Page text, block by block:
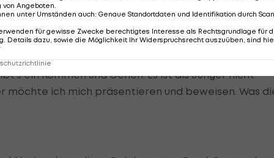
2010 gegen Kapfenberg und dem ordentlichen
Lech Posen (16. 12. 2010) rechneten viele bereits
später war wieder
ein Kommen und Gehen. Es ist als Junger nicht
ich mich präsentieren und beweisen. Was
von Angeboten
unter Umständen auch: Genaue Standortdaten und Identifikation durch
für gewisse Zwecke berechtigtes Interesse als Rechtsgrundlage für
Details dazu, sowie die Möglichkeit Ihr Widerspruchsrecht auszuüben, sind